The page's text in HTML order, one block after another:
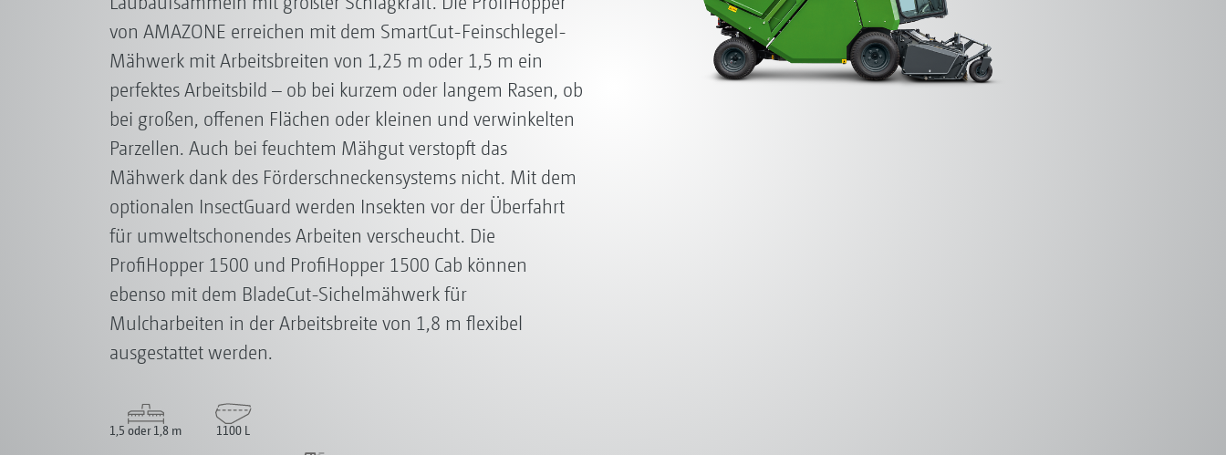
von AMAZONE erreichen mit dem SmartCut-Feinschlegel-
Mähwerk mit Arbeitsbreiten von 1,25 m oder 1,5 m ein
perfektes Arbeitsbild – ob bei kurzem oder langem Rasen, ob
bei großen, offenen Flächen oder kleinen und verwinkelten
Parzellen. Auch bei feuchtem Mähgut verstopft das
Mähwerk dank des Förderschneckensystems nicht. Mit dem
optionalen InsectGuard werden Insekten vor der Überfahrt
für umweltschonendes Arbeiten verscheucht. Die
ProfiHopper 1500 und ProfiHopper 1500 Cab können
ebenso mit dem BladeCut-Sichelmähwerk für
Mulcharbeiten in der Arbeitsbreite von 1,8 m flexibel
ausgestattet werden.
1,5 oder 1,8 m 1100 L